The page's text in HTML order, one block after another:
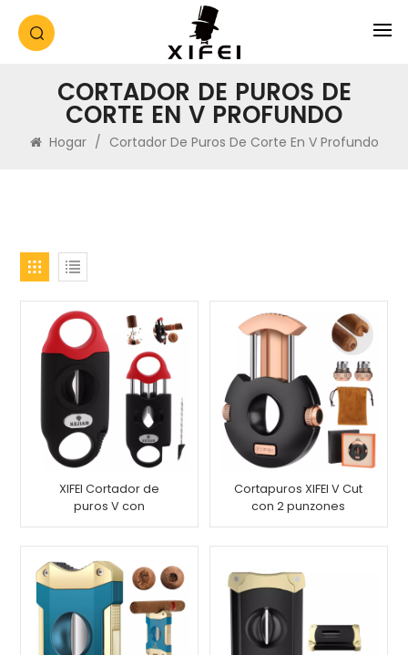
CORTADOR DE PUROS DE
CORTE EN V PROFUNDO
Hogar / Cortador De Puros De Corte En V Profundo
XIFEI Cortador de
puros V con
herramienta para
soportes para puros,
cortar hasta 55 puros
de calibre de anillo
Cortapuros XIFEI V Cut
con 2 punzones